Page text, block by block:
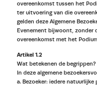
overeenkomst tussen het
ter uitvoering van die
gelden deze Algemene
Evenement bijwoont, zonder
overeenkomst met het
Artikel 1.2
Wat betekenen de begrippen?
In deze algemene
a. Bezoeker: iedere